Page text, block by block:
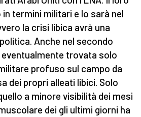
termini militari e lo sarà nel
la crisi libica avrà una
Anche nel secondo
trovata solo
profuso sul campo da
dei propri alleati libici. Solo
a minore visibilità dei mesi
dei gli ultimi giorni ha